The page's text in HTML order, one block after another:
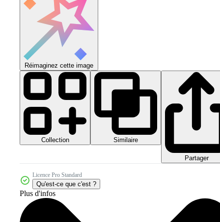
Réimaginez cette image
Collection Similaire
Partager
Licence Pro Standard
Qu'est-ce que c'est ?
Plus d'infos